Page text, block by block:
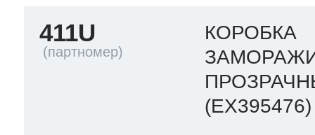
411U
КОРОБКА
(EX395476)